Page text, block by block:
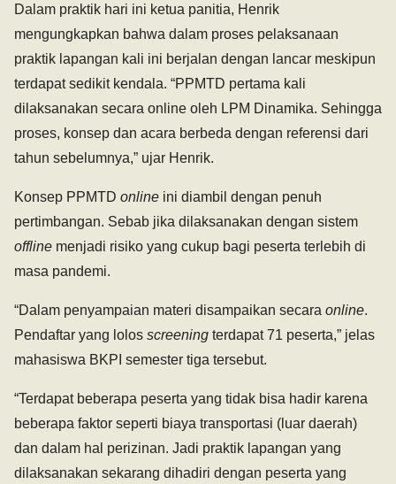
Dalam praktik hari ini ketua panitia, Henrik
mengungkapkan bahwa dalam proses pelaksanaan
praktik lapangan kali ini berjalan dengan lancar meskipun
terdapat sedikit kendala. “PPMTD pertama kali
dilaksanakan secara online oleh LPM Dinamika. Sehingga
proses, konsep dan acara berbeda dengan referensi dari
tahun sebelumnya,” ujar Henrik.
Konsep PPMTD online ini diambil dengan penuh
pertimbangan. Sebab jika dilaksanakan dengan sistem
offline menjadi risiko yang cukup bagi peserta terlebih di
masa pandemi.
“Dalam penyampaian materi disampaikan secara online.
Pendaftar yang lolos screening terdapat 71 peserta,” jelas
mahasiswa BKPI semester tiga tersebut.
“Terdapat beberapa peserta yang tidak bisa hadir karena
beberapa faktor seperti biaya transportasi (luar daerah)
dan dalam hal perizinan. Jadi praktik lapangan yang
dilaksanakan sekarang dihadiri dengan peserta yang